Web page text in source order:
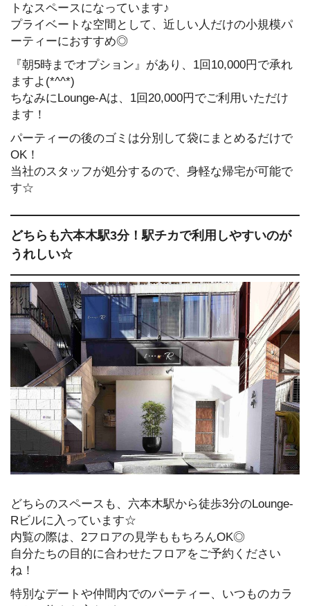
トなスペースになっています♪
プライベートな空間として、近しい人だけの小規模パ
ーティーにおすすめ◎
『朝5時までオプション』があり、1回10,000円で承れ
ますよ(*^^*)
ちなみにLounge-Aは、1回20,000円でご利用いただけ
ます！
パーティーの後のゴミは分別して袋にまとめるだけで
OK！
当社のスタッフが処分するので、身軽な帰宅が可能で
す☆
どちらも六本木駅3分！駅チカで利用しやすいのが
うれしい☆
どちらのスペースも、六本木駅から徒歩3分のLounge-
Rビルに入っています☆
内覧の際は、2フロアの見学ももちろんOK◎
自分たちの目的に合わせたフロアをご予約ください
ね！
特別なデートや仲間内でのパーティー、いつものカラ